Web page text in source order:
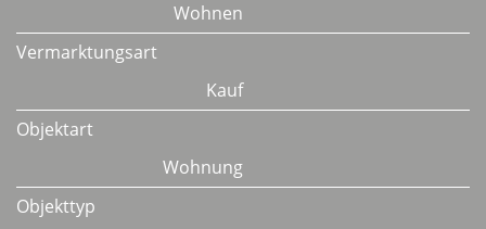
Wohnen
Vermarktungsart
Kauf
Objektart
Wohnung
Objekttyp